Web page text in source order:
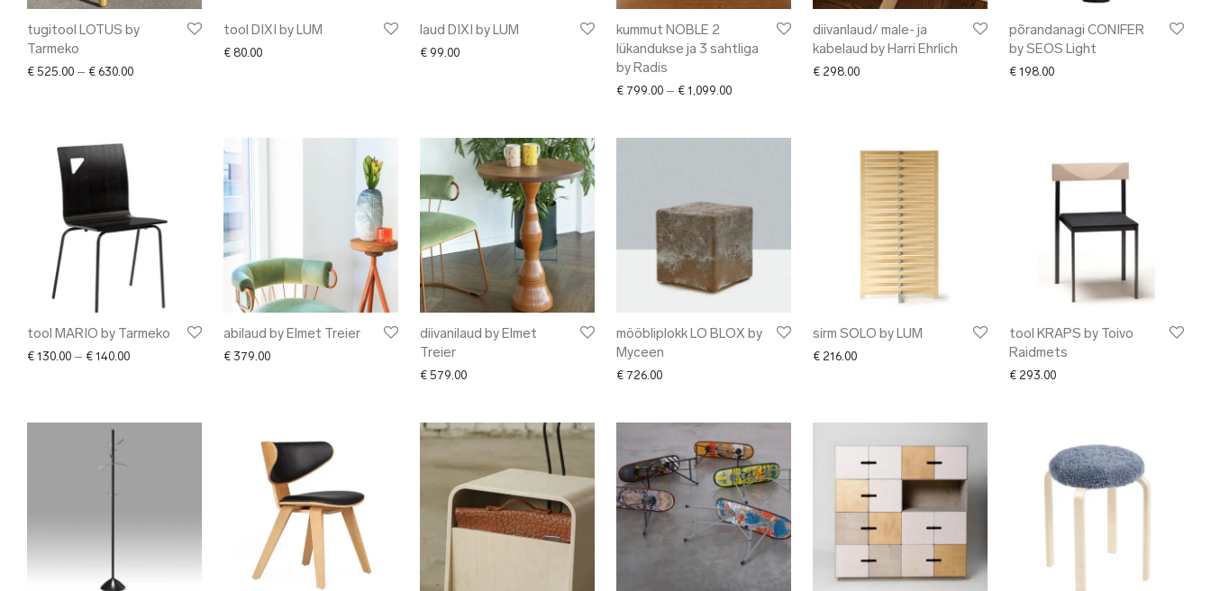
tugitool LOTUS by
Tarmeko
€ 525.00 – € 630.00Price range: € 525.00 through € 630.00
tool DIXI by LUM
€ 80.00
laud DIXI by LUM
€ 99.00
kummut NOBLE 2
lükandukse ja 3 sahtliga
by Radis
€ 799.00 – € 1,099.00Price range: € 799.00 through € 1,099.00
diivanlaud/ male- ja
kabelaud by Harri Ehrlich
€ 298.00
põrandanagi CONIFER
by SEOS Light
€ 198.00
tool MARIO by Tarmeko
€ 130.00 – € 140.00Price range: € 130.00 through € 140.00
abilaud by Elmet Treier
€ 379.00
diivanilaud by Elmet
Treier
€ 579.00
mööbliplokk LO BLOX by
Myceen
€ 726.00
sirm SOLO by LUM
€ 216.00
tool KRAPS by Toivo
Raidmets
€ 293.00